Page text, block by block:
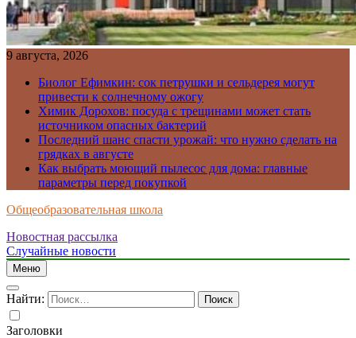
9 августа, 2026
Биолог Ефимкин: сок петрушки и сельдерея могут
привести к солнечному ожогу
Химик Дорохов: посуда с трещинами может стать
источником опасных бактерий
Последний шанс спасти урожай: что нужно сделать на
грядках в августе
Как выбрать моющий пылесос для дома: главные
параметры перед покупкой
Общеобразовательная школа
Новостная рассылка
Случайные новости
Меню
Найти:
Заголовки